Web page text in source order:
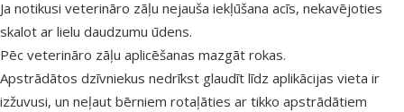
Ja notikusi veterināro zāļu nejauša iekļūšana acīs, nekavējoties
skalot ar lielu daudzumu ūdens.
Pēc veterināro zāļu aplicēšanas mazgāt rokas.
Apstrādātos dzīvniekus nedrīkst glaudīt līdz aplikācijas vieta ir
izžuvusi, un neļaut bērniem rotaļāties ar tikko apstrādātiem